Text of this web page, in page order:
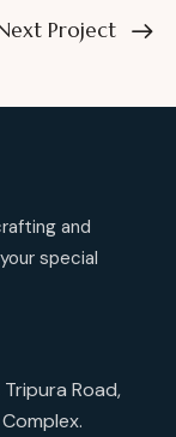
Project
and
special
Road,